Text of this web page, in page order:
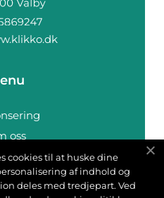
oss
oss
cookies til at huske dine
af indhold og
deles med tredjepart. Ved